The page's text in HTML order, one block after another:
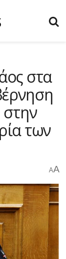
στα
των
AA